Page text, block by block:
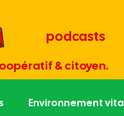
& citoyen.
podcasts
Environnement vital